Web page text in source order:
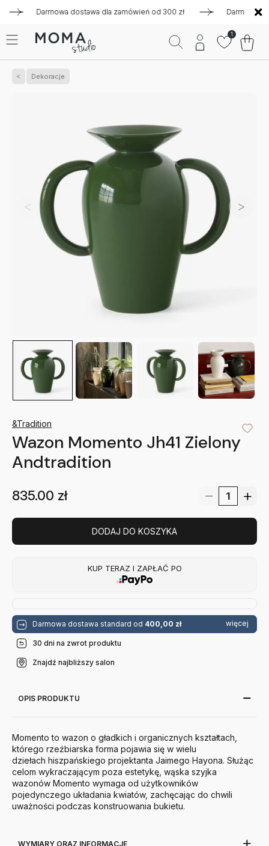
Darmowa dostawa dla zamówień od 300 zł Darmowa
1
Dekoracje
&Tradition
Wazon Momento Jh41 Zielony
Andtradition
835.00 zł
DODAJ DO KOSZYKA
KUP TERAZ I ZAPŁAĆ PO
Darmowa dostawa standard od 400,00 zł więcej
30 dni na zwrot produktu
Znajdź najbliższy salon
OPIS PRODUKTU
Momento to wazon o gładkich i organicznych kształtach,
którego rzeźbiarska forma pojawia się w wielu
dziełach hiszpańskiego projektanta Jaimego Hayona. Służąc
celom wykraczającym poza estetykę, wąska szyjka
wazonów Momento wymaga od użytkowników
pojedynczego układania kwiatów, zachęcając do chwili
uważności podczas konstruowania bukietu.
WYMIARY ORAZ INFORMACJE